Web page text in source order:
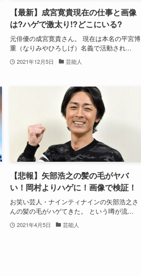
【最新】成宮寛貴現在の仕事と画像
は?ハゲで激太り!?どこにいる?
元俳優の成宮寛貴さん。 現在は本名の平宮博
重（なりみやひろしげ）名義で活動され...
2021年12月5日 芸能人
【悲報】矢部浩之の髪の毛がヤバ
い！岡村よりハゲに！画像で検証！
お笑い芸人・ナインティナインの矢部浩之さ
んの髪の毛がハゲてきた。 という噂が流...
2021年4月5日 芸能人